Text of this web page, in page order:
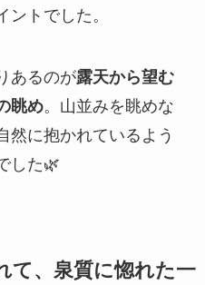
ントでした。
あるのが露天から望む
眺め。山並みを眺めな
然に抱かれているよう
した🌿
て、泉質に惚れた一